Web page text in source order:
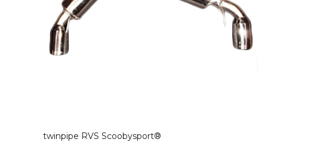
twinpipe RVS Scoobysport®